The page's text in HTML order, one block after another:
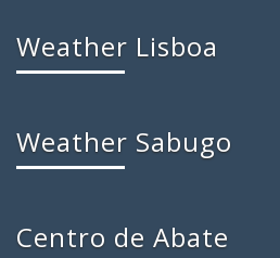
Weather Lisboa
Weather Sabugo
Centro de Abate